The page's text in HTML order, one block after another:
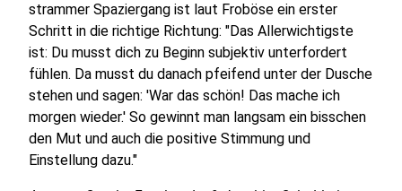
strammer Spaziergang ist laut Froböse ein erster
Schritt in die richtige Richtung: "Das Allerwichtigste
ist: Du musst dich zu Beginn subjektiv unterfordert
fühlen. Da musst du danach pfeifend unter der Dusche
stehen und sagen: 'War das schön! Das mache ich
morgen wieder.' So gewinnt man langsam ein bisschen
den Mut und auch die positive Stimmung und
Einstellung dazu."